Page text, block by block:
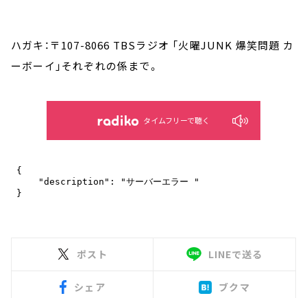
ハガキ：〒107-8066 TBSラジオ 「火曜JUNK 爆笑問題 カ
ーボーイ」それぞれの係まで。
タイムフリーで聴く
ポスト LINEで送る
シェア ブクマ